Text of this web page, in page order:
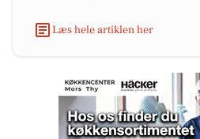
Læs hele artiklen her